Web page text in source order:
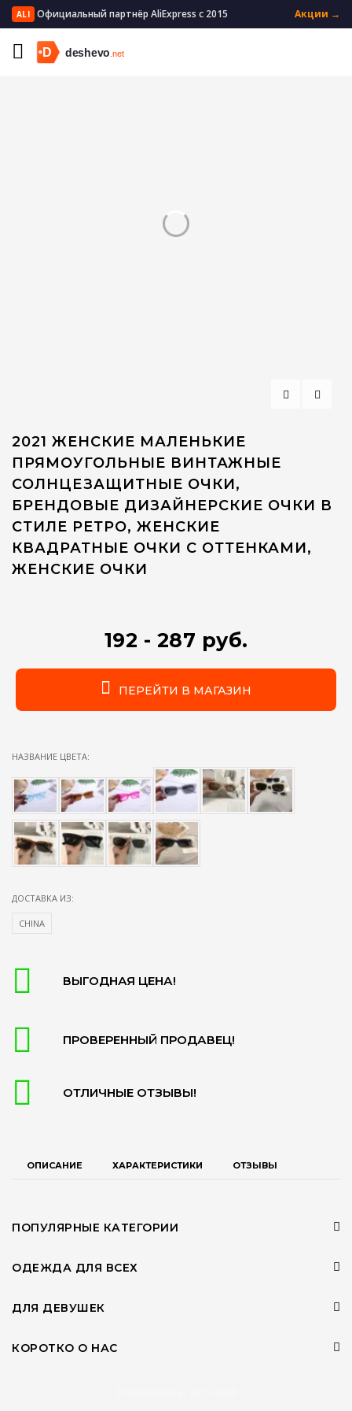
ALI Официальный партнёр AliExpress с 2015 Акции →
2021 ЖЕНСКИЕ МАЛЕНЬКИЕ
ПРЯМОУГОЛЬНЫЕ ВИНТАЖНЫЕ
СОЛНЦЕЗАЩИТНЫЕ ОЧКИ,
БРЕНДОВЫЕ ДИЗАЙНЕРСКИЕ ОЧКИ В
СТИЛЕ РЕТРО, ЖЕНСКИЕ
КВАДРАТНЫЕ ОЧКИ С ОТТЕНКАМИ,
ЖЕНСКИЕ ОЧКИ
192 - 287 руб.
ПЕРЕЙТИ В МАГАЗИН
НАЗВАНИЕ ЦВЕТА:
ДОСТАВКА ИЗ:
CHINA
ВЫГОДНАЯ ЦЕНА!
ПРОВЕРЕННЫЙ ПРОДАВЕЦ!
ОТЛИЧНЫЕ ОТЗЫВЫ!
ОПИСАНИЕ ХАРАКТЕРИСТИКИ ОТЗЫВЫ
ПОПУЛЯРНЫЕ КАТЕГОРИИ
ОДЕЖДА ДЛЯ ВСЕХ
ДЛЯ ДЕВУШЕК
КОРОТКО О НАС